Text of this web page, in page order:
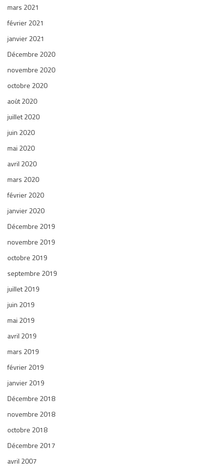
mars 2021
février 2021
janvier 2021
Décembre 2020
novembre 2020
octobre 2020
août 2020
juillet 2020
juin 2020
mai 2020
avril 2020
mars 2020
février 2020
janvier 2020
Décembre 2019
novembre 2019
octobre 2019
septembre 2019
juillet 2019
juin 2019
mai 2019
avril 2019
mars 2019
février 2019
janvier 2019
Décembre 2018
novembre 2018
octobre 2018
Décembre 2017
avril 2007